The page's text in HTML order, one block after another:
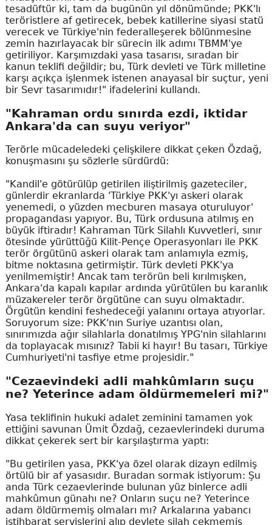
tesadüftür ki, tam da bugünün yıl dönümünde; PKK'lı
teröristlere af getirecek, bebek katillerine siyasi statü
verecek ve Türkiye'nin federalleşerek bölünmesine
zemin hazırlayacak bir sürecin ilk adımı TBMM'ye
getiriliyor. Karşımızdaki yasa tasarısı, sıradan bir
kanun teklifi değildir; bu, Türk devleti ve Türk milletine
karşı açıkça işlenmek istenen anayasal bir suçtur, yeni
bir Sevr tasarımıdır!" ifadelerini kullandı.
"Kahraman ordu sınırda ezdi, iktidar
Ankara'da can suyu veriyor"
Terörle mücadeledeki çelişkilere dikkat çeken Özdağ,
konuşmasını şu sözlerle sürdürdü:
"Kandil'e götürülüp getirilen iliştirilmiş gazeteciler,
günlerdir ekranlarda 'Türkiye PKK'yı askeri olarak
yenemedi, o yüzden mecburen masaya oturuluyor'
propagandası yapıyor. Bu, Türk ordusuna atılmış en
büyük iftiradır! Kahraman Türk Silahlı Kuvvetleri, sınır
ötesinde yürüttüğü Kilit-Pençe Operasyonları ile PKK
terör örgütünü askeri olarak tam anlamıyla ezmiş,
bitme noktasına getirmiştir. Türk devleti PKK'ya
yenilmemiştir! Ancak tam terörün beli kırılmışken,
Ankara'da kapalı kapılar ardında yürütülen bu karanlık
müzakereler terör örgütüne can suyu olmaktadır.
Örgütün kendini feshedeceği yalanını ortaya atıyorlar.
Soruyorum size: PKK'nın Suriye uzantısı olan,
sınırımızda ağır silahlarla donatılmış YPG'nin silahlarını
da toplayacak mısınız? Tabii ki hayır! Bu tasarı, Türkiye
Cumhuriyeti'ni tasfiye etme projesidir."
"Cezaevindeki adli mahkûmların suçu
ne? Yeterince adam öldürmemeleri mi?"
Yasa teklifinin hukuki adalet zeminini tamamen yok
ettiğini savunan Ümit Özdağ, cezaevlerindeki duruma
dikkat çekerek sert bir karşılaştırma yaptı:
"Bu getirilen yasa, PKK'ya özel olarak dizayn edilmiş
örtülü bir af yasasıdır. Buradan sormak istiyorum: Şu
anda Türk cezaevlerinde bulunan yüz binlerce adli
mahkûmun günahı ne? Onların suçu ne? Yeterince
adam öldürmemiş olmaları mı? Arkalarına yabancı
istihbarat servislerini alıp devlete silah çekmemiş